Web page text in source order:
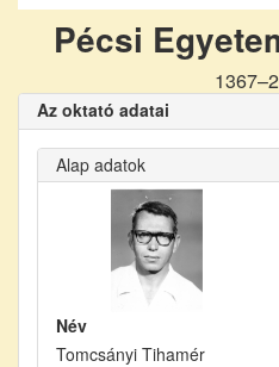
Pécsi
Az oktató adatai
Alap adatok
Név
Tomcsányi Tihamér